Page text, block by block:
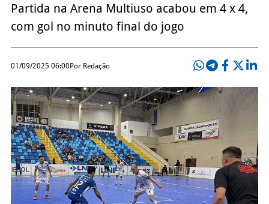
Partida na Arena Multiuso acabou em 4 x 4,
com gol no minuto final do jogo
01/09/2025 06:00Por Redação